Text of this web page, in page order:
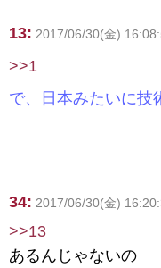
13: 2017/06/30(金)
>>1
で、日本みたいに技
34: 2017/06/30(金)
>>13
あるんじゃないの